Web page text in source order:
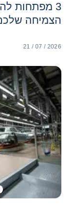
3 מפתחות
הצמיחה
21 / 07 / 2026